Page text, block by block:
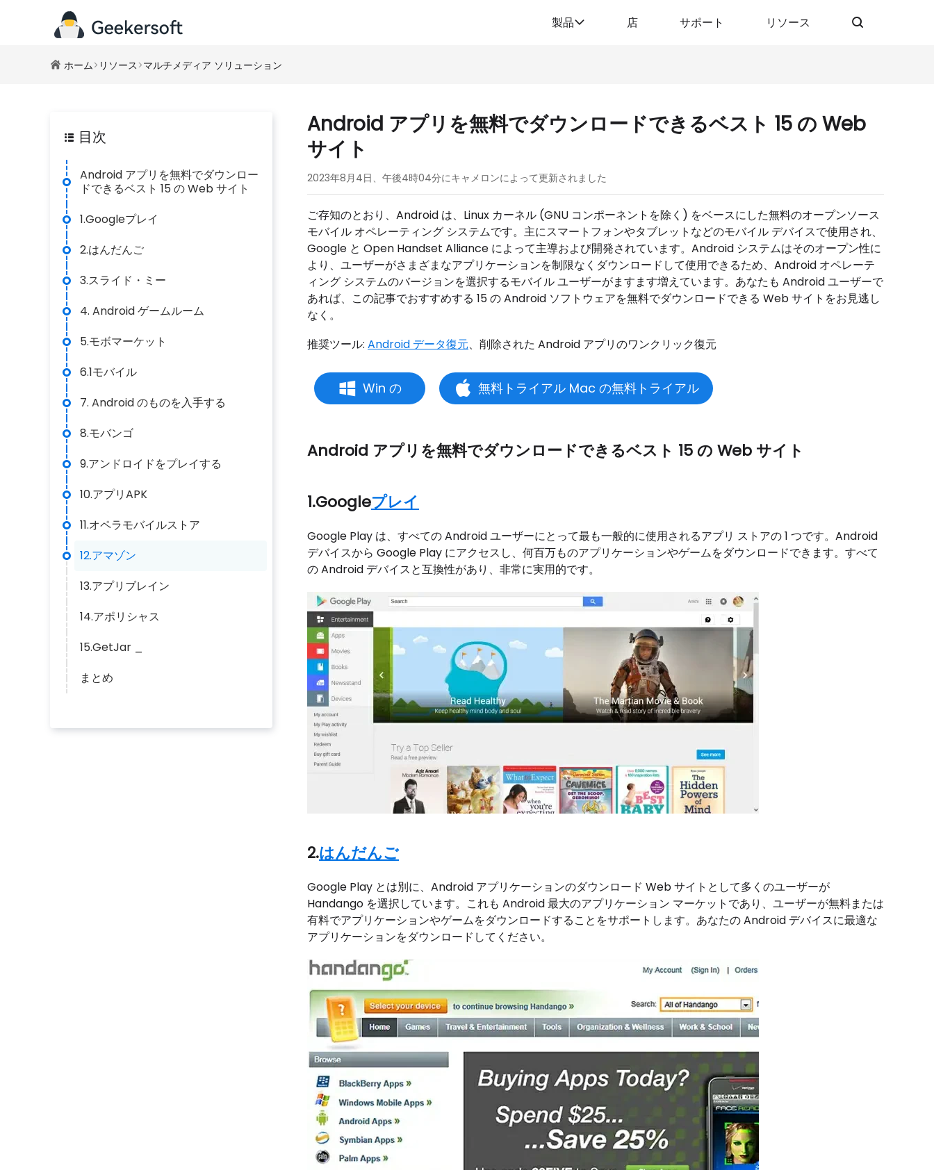
製品 店 サポート リソース
ホーム> リソース >マルチメディア ソリューション
目次
Android アプリを無料でダウンロー
ドできるベスト 15 の Web サイト
1.Googleプレイ
2.はんだんご
3.スライド・ミー
4. Android ゲームルーム
5.モボマーケット
6.1モバイル
7. Android のものを入手する
8.モバンゴ
9.アンドロイドをプレイする
10.アプリAPK
11.オペラモバイルストア
12.アマゾン
13.アプリブレイン
14.アポリシャス
15.GetJar _
まとめ
Android アプリを無料でダウンロードできるベスト 15 の Web
サイト
2023年8月4日、午後4時04分にキャメロンによって更新されました
ご存知のとおり、Android は、Linux カーネル (GNU コンポーネントを除く) をベースにした無料のオープンソース
モバイル オペレーティング システムです。主にスマートフォンやタブレットなどのモバイル デバイスで使用され、
Google と Open Handset Alliance によって主導および開発されています。Android システムはそのオープン性に
より、ユーザーがさまざまなアプリケーションを制限なくダウンロードして使用できるため、Android オペレーテ
ィング システムのバージョンを選択するモバイル ユーザーがますます増えています。あなたも Android ユーザーで
あれば、この記事でおすすめする 15 の Android ソフトウェアを無料でダウンロードできる Web サイトをお見逃し
なく。
推奨ツール: Android データ復元、削除された Android アプリのワンクリック復元
Win の 無料トライアル Mac の無料トライアル
Android アプリを無料でダウンロードできるベスト 15 の Web サイト
1.Googleプレイ
Google Play は、すべての Android ユーザーにとって最も一般的に使用されるアプリ ストアの 1 つです。Android
デバイスから Google Play にアクセスし、何百万ものアプリケーションやゲームをダウンロードできます。すべて
の Android デバイスと互換性があり、非常に実用的です。
2.はんだんご
Google Play とは別に、Android アプリケーションのダウンロード Web サイトとして多くのユーザーが
Handango を選択しています。これも Android 最大のアプリケーション マーケットであり、ユーザーが無料または
有料でアプリケーションやゲームをダウンロードすることをサポートします。あなたの Android デバイスに最適な
アプリケーションをダウンロードしてください。